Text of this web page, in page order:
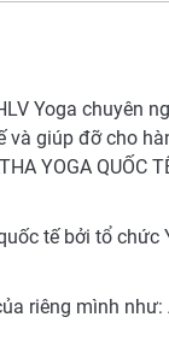
Yoga chuyên
giúp đỡ cho
YOGA QUỐC
tế bởi tổ chức
riêng mình như: